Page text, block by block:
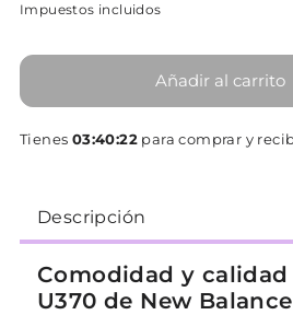
Impuestos incluidos
Añadir al carrito
Tienes 03:40:22 para comprar y
Descripción
Comodidad y
U370 de New Balance